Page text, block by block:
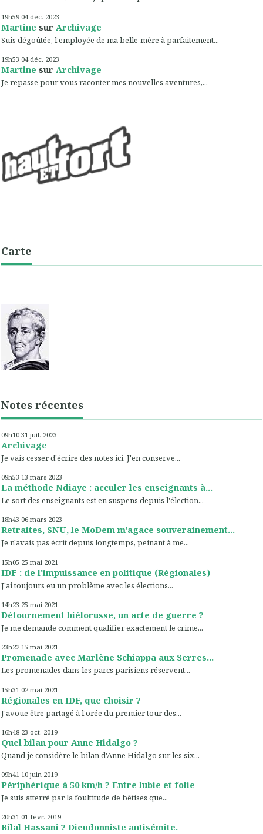
19h59 04 déc. 2023
Martine sur Archivage
Suis dégoûtée, l'employée de ma belle-mère à parfaitement...
19h53 04 déc. 2023
Martine sur Archivage
Je repasse pour vous raconter mes nouvelles aventures,...
Carte
Notes récentes
09h10 31 juil. 2023
Archivage
Je vais cesser d'écrire des notes ici. J'en conserve...
09h53 13 mars 2023
La méthode Ndiaye : acculer les enseignants à...
Le sort des enseignants est en suspens depuis l'élection...
18h43 06 mars 2023
Retraites, SNU, le MoDem m'agace souverainement...
Je n'avais pas écrit depuis longtemps, peinant à me...
15h05 25 mai 2021
IDF : de l'impuissance en politique (Régionales)
J'ai toujours eu un problème avec les élections...
14h23 25 mai 2021
Détournement biélorusse, un acte de guerre ?
Je me demande comment qualifier exactement le crime...
23h22 15 mai 2021
Promenade avec Marlène Schiappa aux Serres...
Les promenades dans les parcs parisiens réservent...
15h31 02 mai 2021
Régionales en IDF, que choisir ?
J'avoue être partagé à l'orée du premier tour des...
16h48 23 oct. 2019
Quel bilan pour Anne Hidalgo ?
Quand je considère le bilan d'Anne Hidalgo sur les six...
09h41 10 juin 2019
Périphérique à 50 km/h ? Entre lubie et folie
Je suis atterré par la foultitude de bêtises que...
20h31 01 févr. 2019
Bilal Hassani ? Dieudonniste antisémite.